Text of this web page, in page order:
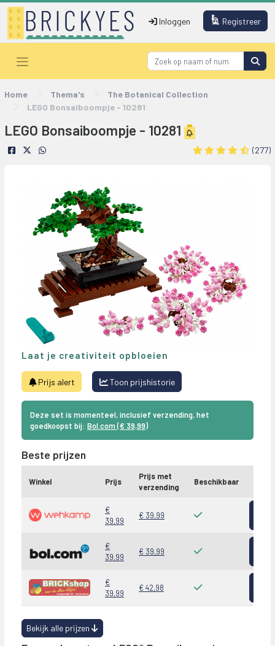
Inloggen Registreer
Home Thema's
The Botanical Collection
LEGO Bonsaiboompje - 10281
LEGO Bonsaiboompje - 10281
(277)
Laat je creativiteit opbloeien
Prijs alert Toon prijshistorie
Deze set is momenteel, inclusief verzending, het
goedkoopst bij: Bol.com (€ 39,99)
Beste prijzen
Winkel Prijs
Prijs met
verzending
Beschikbaar
€
39,99
€ 39,99
€
39,99
€ 39,99
€
39,99
€ 42,98
Bekijk alle prijzen